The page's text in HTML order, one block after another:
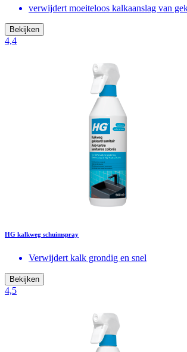
verwijdert moeiteloos kalkaanslag van
Bekijken
4,4
HG kalkweg schuimspray
Verwijdert kalk grondig en snel
Bekijken
4,5